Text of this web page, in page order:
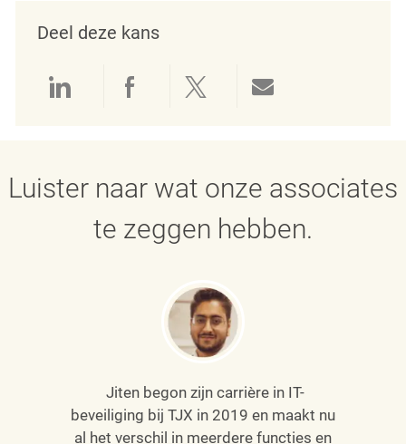
Deel deze kans
Delen via LinkedIn
Delen via Facebook
Delen via twitter
Luister naar wat onze associates
te zeggen hebben.
Jiten begon zijn carrière in IT-
beveiliging bij TJX in 2019 en maakt nu
al het verschil in meerdere functies en